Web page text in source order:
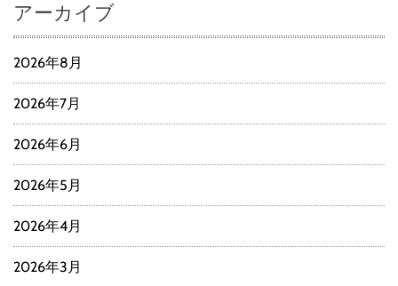
アーカイブ
2026年8月
2026年7月
2026年6月
2026年5月
2026年4月
2026年3月